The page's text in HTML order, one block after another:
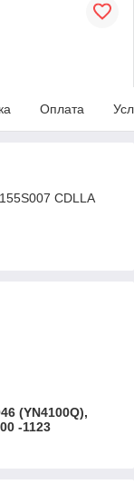
Оплата
CDLLA
(YN4100Q),
-1123